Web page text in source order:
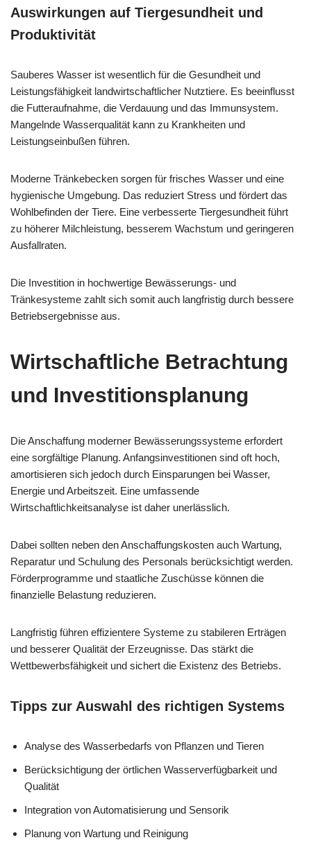
Auswirkungen auf Tiergesundheit und
Produktivität
Sauberes Wasser ist wesentlich für die Gesundheit und
Leistungsfähigkeit landwirtschaftlicher Nutztiere. Es beeinflusst
die Futteraufnahme, die Verdauung und das Immunsystem.
Mangelnde Wasserqualität kann zu Krankheiten und
Leistungseinbußen führen.
Moderne Tränkebecken sorgen für frisches Wasser und eine
hygienische Umgebung. Das reduziert Stress und fördert das
Wohlbefinden der Tiere. Eine verbesserte Tiergesundheit führt
zu höherer Milchleistung, besserem Wachstum und geringeren
Ausfallraten.
Die Investition in hochwertige Bewässerungs- und
Tränkesysteme zahlt sich somit auch langfristig durch bessere
Betriebsergebnisse aus.
Wirtschaftliche Betrachtung
und Investitionsplanung
Die Anschaffung moderner Bewässerungssysteme erfordert
eine sorgfältige Planung. Anfangsinvestitionen sind oft hoch,
amortisieren sich jedoch durch Einsparungen bei Wasser,
Energie und Arbeitszeit. Eine umfassende
Wirtschaftlichkeitsanalyse ist daher unerlässlich.
Dabei sollten neben den Anschaffungskosten auch Wartung,
Reparatur und Schulung des Personals berücksichtigt werden.
Förderprogramme und staatliche Zuschüsse können die
finanzielle Belastung reduzieren.
Langfristig führen effizientere Systeme zu stabileren Erträgen
und besserer Qualität der Erzeugnisse. Das stärkt die
Wettbewerbsfähigkeit und sichert die Existenz des Betriebs.
Tipps zur Auswahl des richtigen Systems
Analyse des Wasserbedarfs von Pflanzen und Tieren
Berücksichtigung der örtlichen Wasserverfügbarkeit und
Qualität
Integration von Automatisierung und Sensorik
Planung von Wartung und Reinigung